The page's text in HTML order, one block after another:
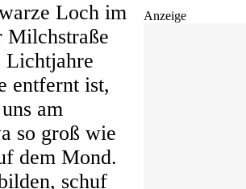
Anzeige
Loch im
Milchstraße
Lichtjahre
entfernt ist,
am
so groß wie
dem Mond.
schuf